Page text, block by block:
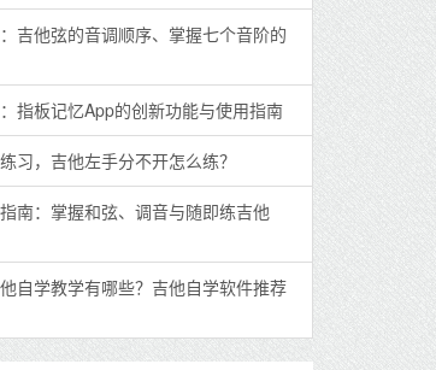
吉他弦的音调顺序、掌握七个音阶的
指板记忆App的创新功能与使用指南
习，吉他左手分不开怎么练？
南：掌握和弦、调音与随即练吉他
自学教学有哪些？吉他自学软件推荐